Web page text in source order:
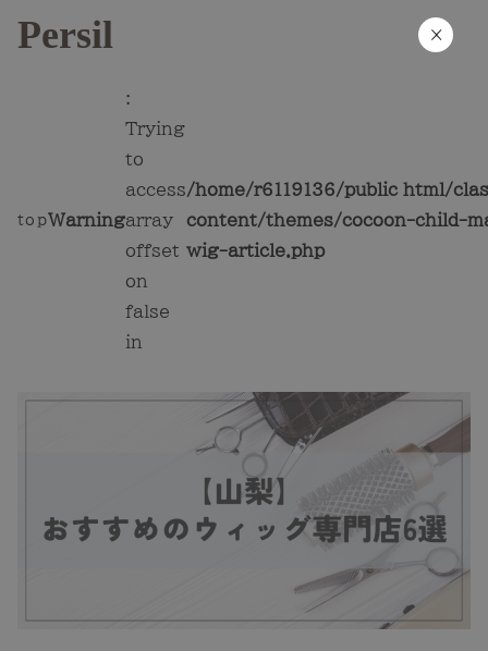
Persil
topWarning
:
Trying
to
access
array
offset
on
false
in
/home/r6119136/public_html/
content/themes/cocoon-child-
wig-article.php
×